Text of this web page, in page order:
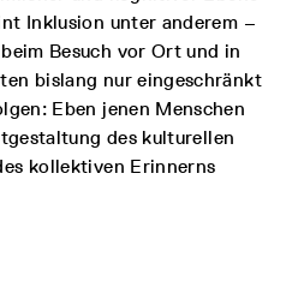
Inklusion unter anderem –
Besuch vor Ort und in
bislang nur eingeschränkt
Eben jenen Menschen
des kulturellen
kollektiven Erinnerns